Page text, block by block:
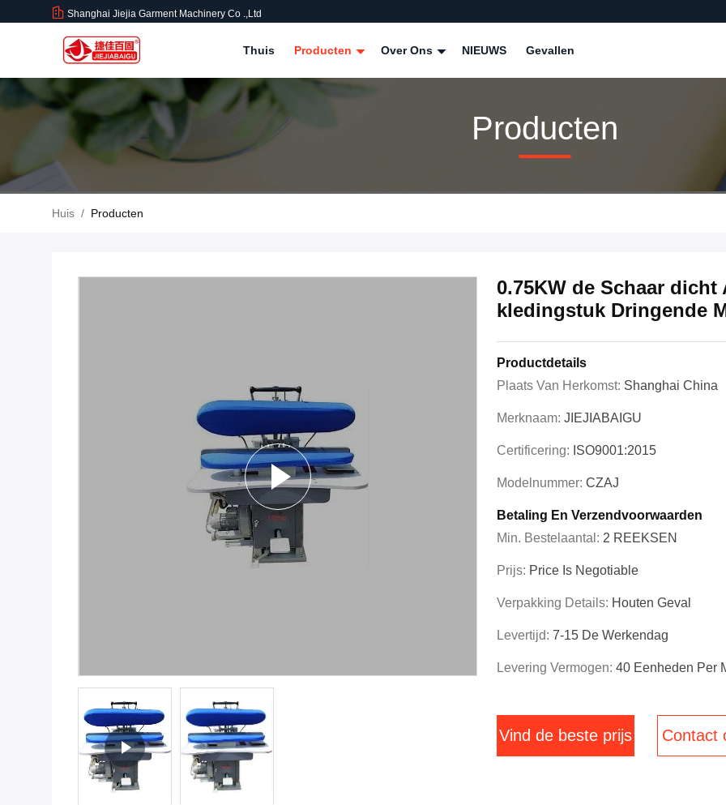
Shanghai Jiejia Garment Machinery Co .,ltd
Thuis Producten Over Ons NIEUWS Gevallen
Producten
Huis / Producten
0.75KW de Schaar
kledingstuk Dringende
Productdetails
Plaats Van Herkomst: Shanghai China
Merknaam: JIEJIABAIGU
Certificering: ISO9001:2015
Modelnummer: CZAJ
Betaling En Verzendvoorwaarden
Min. Bestelaantal: 2 REEKSEN
Prijs: Price Is Negotiable
Verpakking Details: Houten Geval
Levertijd: 7-15 De Werkendag
Levering Vermogen: 40 Eenheden Per
Vind de beste prijs Contact